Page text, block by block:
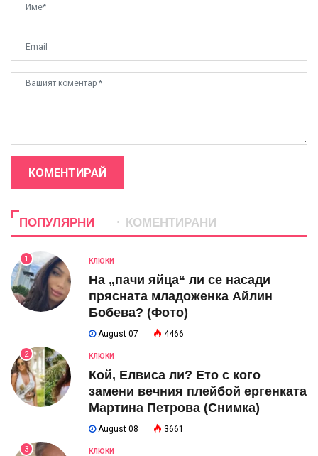
КОМЕНТИРАЙ
ПОПУЛЯРНИ КОМЕНТИРАНИ
1 КЛЮКИ
На „пачи яйца“ ли се насади
прясната младоженка Айлин
Бобева? (Фото)
August 07 4466
2 КЛЮКИ
Кой, Елвиса ли? Ето с кого
замени вечния плейбой ергенката
Мартина Петрова (Снимка)
August 08 3661
3 КЛЮКИ